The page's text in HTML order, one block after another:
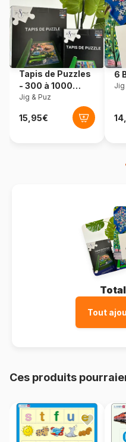
EAN
Nombre de pièces
Dimensions
Tapis de Puzzles
- 300 à 1000
pièces
Jig & Puz
6
Jig
Tout
Ces produits